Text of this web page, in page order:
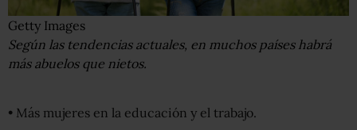
Getty Images
Según las tendencias actuales, en muchos países habrá
más abuelos que nietos.
• Más mujeres en la educación y el trabajo.